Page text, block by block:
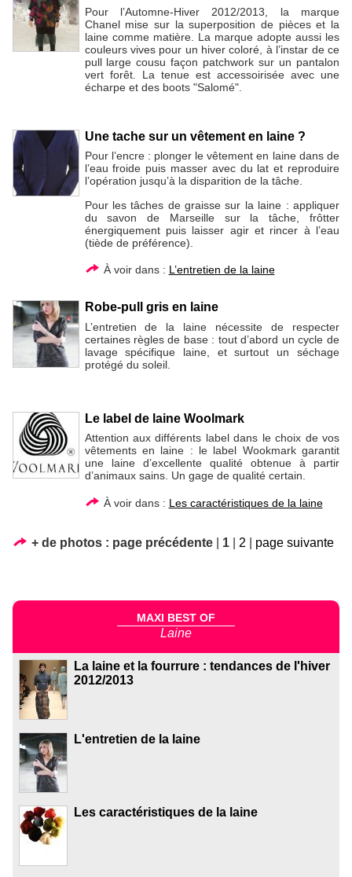
Pour l’Automne-Hiver 2012/2013, la marque
Chanel mise sur la superposition de pièces et la
laine comme matière. La marque adopte aussi les
couleurs vives pour un hiver coloré, à l’instar de ce
pull large cousu façon patchwork sur un pantalon
vert forêt. La tenue est accessoirisée avec une
écharpe et des boots "Salomé".
Une tache sur un vêtement en laine ?
Pour l’encre : plonger le vêtement en laine dans de
l’eau froide puis masser avec du lat et reproduire
l’opération jusqu’à la disparition de la tâche.
Pour les tâches de graisse sur la laine : appliquer
du savon de Marseille sur la tâche, frôtter
énergiquement puis laisser agir et rincer à l’eau
(tiède de préférence).
À voir dans : L’entretien de la laine
Robe-pull gris en laine
L’entretien de la laine nécessite de respecter
certaines règles de base : tout d’abord un cycle de
lavage spécifique laine, et surtout un séchage
protégé du soleil.
Le label de laine Woolmark
Attention aux différents label dans le choix de vos
vêtements en laine : le label Wookmark garantit
une laine d’excellente qualité obtenue à partir
d’animaux sains. Un gage de qualité certain.
À voir dans : Les caractéristiques de la laine
+ de photos : page précédente 1 2 page suivante
MAXI BEST OF
Laine
La laine et la fourrure : tendances de l'hiver
2012/2013
L'entretien de la laine
Les caractéristiques de la laine